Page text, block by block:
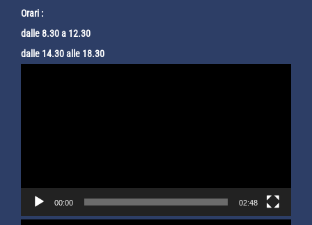
Orari :
dalle 8.30 a 12.30
dalle 14.30 alle 18.30
00:00 02:48